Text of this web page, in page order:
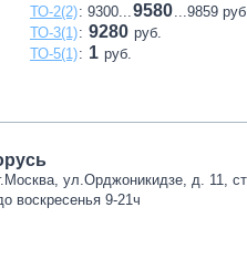
ТО-2(2): 9300...9580...9859
ТО-3(1): 9280 руб.
ТО-5(1): 1 руб.
ул.Орджоникидзе, д. 11,
воскресенья 9-21ч